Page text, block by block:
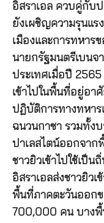
อิสราเอล ควบคู่กับ
ยังเผชิญความรุนแร
เมืองและการทหาร
นายกรัฐมนตรีเบนจ
ประเทศเมื่อปี
เข้าไปในพื้นที่อยู่อา
ปฏิบัติการทางทหาร
ฉนวนกาซา รวมทั้งบ
ปาเลสไตน์ออกจาก
ชาวยิวเข้าไปใช้เป็
อิสราเอลส่งชาวยิวเ
พื้นที่ภาคตะวันออกข
700,000 คน บางพื้